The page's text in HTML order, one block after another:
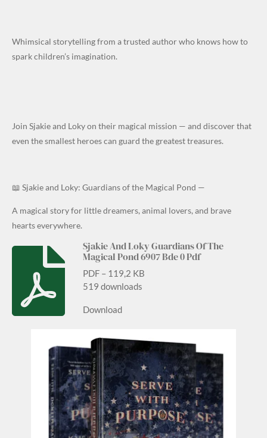
Whimsical storytelling from a trusted author who knows how to
spark children’s imagination.
Join Sjakie and Loky on their magical mission — and discover that
even the smallest heroes can guard the greatest treasures.
📖 Sjakie and Loky: Guardians of the Magical Pond —
A magical story for little dreamers, animal lovers, and brave
hearts everywhere.
Sjakie And Loky Guardians Of The
Magical Pond 6907 Bde 0 Pdf
PDF – 119,2 KB
519 downloads
Download